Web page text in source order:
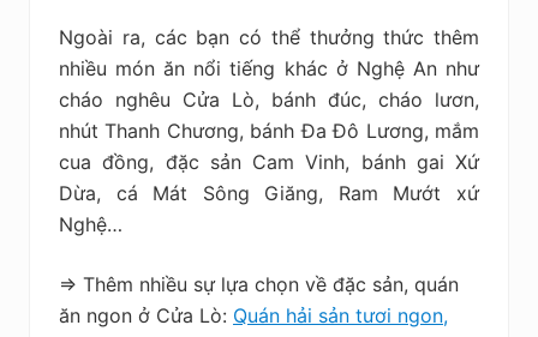
Ngoài ra, các bạn có thể thưởng thức thêm
nhiều món ăn nổi tiếng khác ở Nghệ An như
cháo nghêu Cửa Lò, bánh đúc, cháo lươn,
nhút Thanh Chương, bánh Đa Đô Lương, mắm
cua đồng, đặc sản Cam Vinh, bánh gai Xứ
Dừa, cá Mát Sông Giăng, Ram Mướt xứ
Nghệ…
=> Thêm nhiều sự lựa chọn về đặc sản, quán
ăn ngon ở Cửa Lò: Quán hải sản tươi ngon,